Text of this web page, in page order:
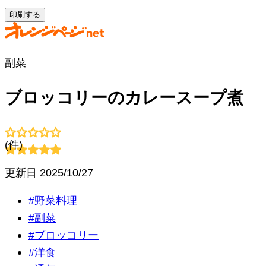
印刷する
副菜
ブロッコリーのカレースープ煮
(件)
更新日 2025/10/27
#野菜料理
#副菜
#ブロッコリー
#洋食